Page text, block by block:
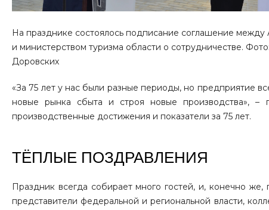
На празднике состоялось подписание соглашение между
и министерством туризма области о сотрудничестве. Фото:
Доровских
«За 75 лет у нас были разные периоды, но предприятие
новые рынка сбыта и строя новые производства»,
производственные достижения и показатели за 75 лет.
ТЁПЛЫЕ ПОЗДРАВЛЕНИЯ
Праздник всегда собирает много гостей, и, конечно же,
представители федеральной и региональной власти,